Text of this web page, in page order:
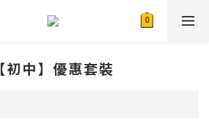
【初中】優惠套裝